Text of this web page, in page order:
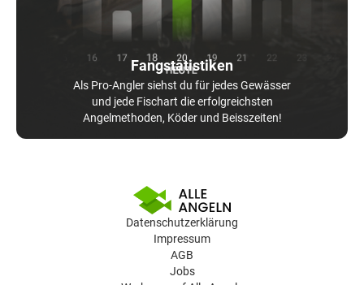
Fangstatistiken
Als Pro-Angler siehst du für jedes Gewässer
und jede Fischart die erfolgreichsten
Angelmethoden, Köder und Beisszeiten!
Datenschutzerklärung
Impressum
AGB
Jobs